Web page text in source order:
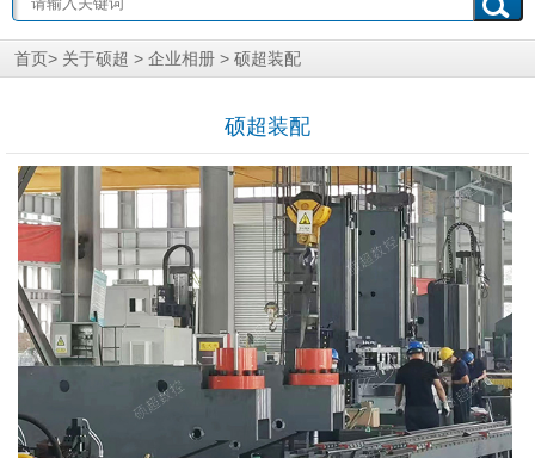
首页> 关于硕超 > 企业相册 > 硕超装配
硕超装配